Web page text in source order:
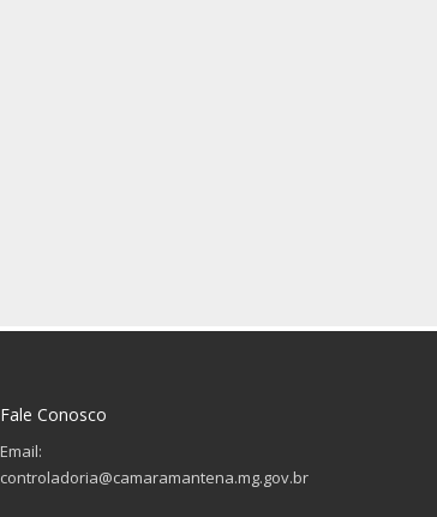
Fale Conosco
Email:
controladoria@camaramantena.mg.gov.br